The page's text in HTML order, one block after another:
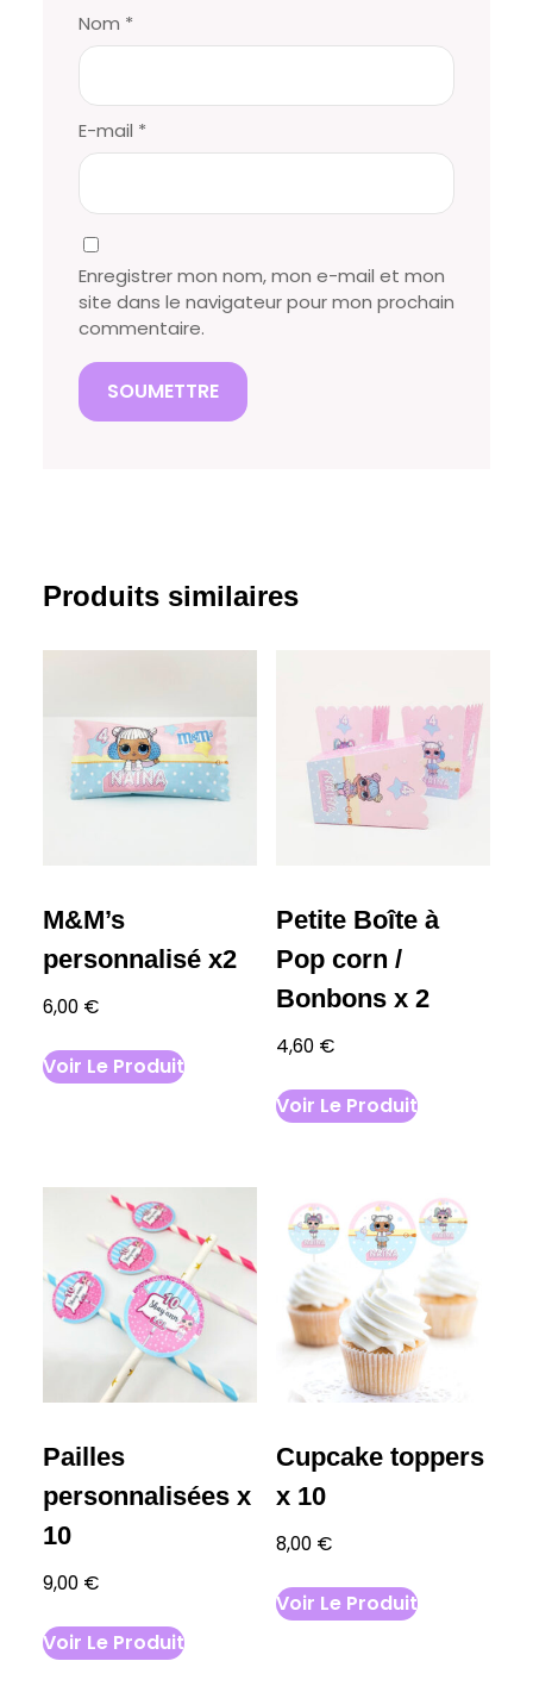
Nom *
E-mail *
Enregistrer mon nom, mon e-mail et mon
site dans le navigateur pour mon prochain
commentaire.
Produits similaires
M&M’s
personnalisé x2
6,00 €
Voir Le Produit
Petite Boîte à
Pop corn /
Bonbons x 2
4,60 €
Voir Le Produit
Pailles
personnalisées x
10
9,00 €
Voir Le Produit
Cupcake toppers
x 10
8,00 €
Voir Le Produit